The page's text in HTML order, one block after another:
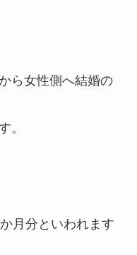
ら女性側へ結婚の
。
月分といわれます